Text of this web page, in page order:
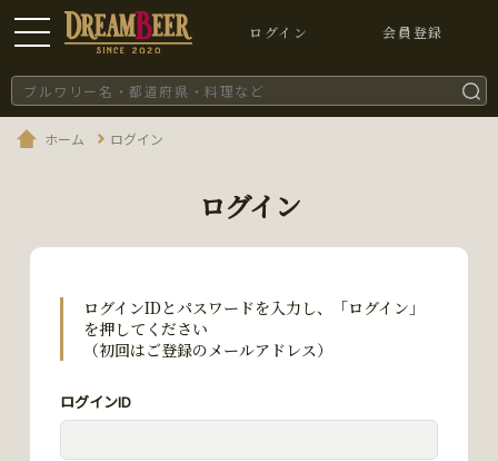
ログイン 会員登録
ホーム ログイン
ログイン
ログインIDとパスワードを入力し、「ログイン」
を押してください
（初回はご登録のメールアドレス）
ログインID